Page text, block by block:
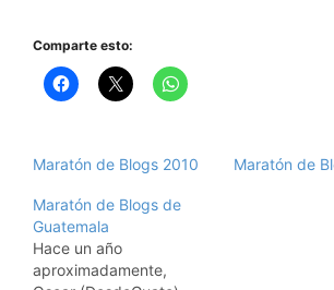
Comparte esto:
Maratón de Blogs 2010 Maratón de
Maratón de Blogs de
Guatemala
Hace un año
aproximadamente,